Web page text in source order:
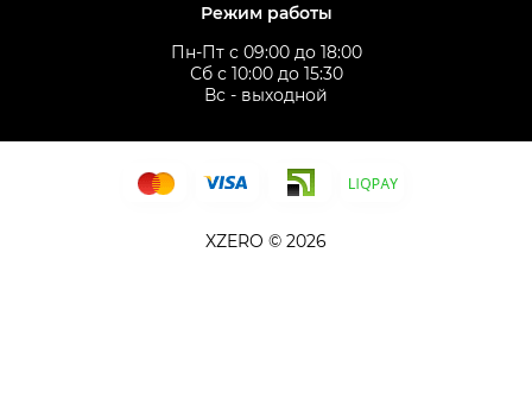
Режим работы
Пн-Пт с 09:00 до 18:00
Сб с 10:00 до 15:30
Вс - выходной
XZERO © 2026